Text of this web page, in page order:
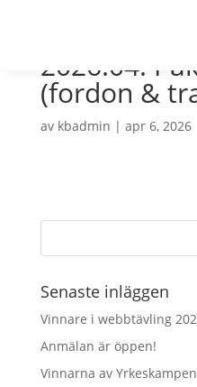
2026.04.
(fordon &
av kbadmin | apr 6, 2026
Senaste inläggen
Vinnare i webbtävling
Anmälan är öppen!
Vinnarna av